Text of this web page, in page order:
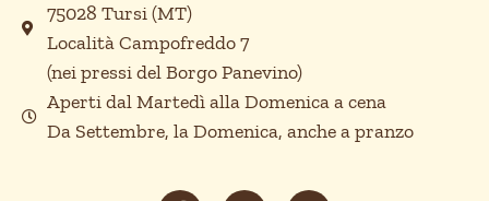
75028 Tursi (MT)
Località Campofreddo 7
(nei pressi del Borgo Panevino)
Aperti dal Martedì alla Domenica a cena
Da Settembre, la Domenica, anche a pranzo